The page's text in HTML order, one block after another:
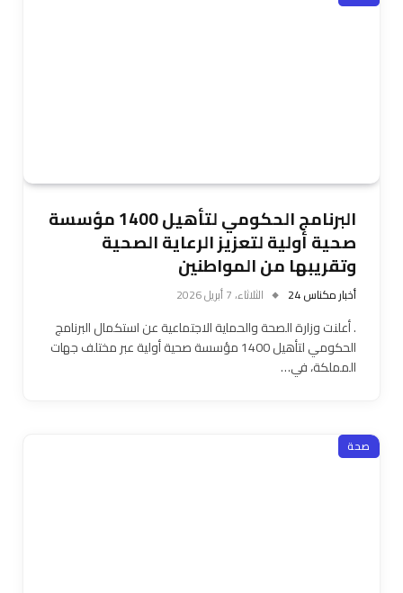
البرنامج الحكومي لتأهيل 1400 مؤسسة
صحية أولية لتعزيز الرعاية الصحية
وتقريبها من المواطنين
أخبار مكناس 24 الثلاثاء، 7 أبريل 2026
. أعلنت وزارة الصحة والحماية الاجتماعية عن استكمال البرنامج
الحكومي لتأهيل 1400 مؤسسة صحية أولية عبر مختلف جهات
المملكة، في…
صحة